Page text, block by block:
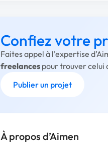
Confiez votre
Faites appel à l'expertise
freelances pour trouver celui
Publier un projet
À propos d’Aimen